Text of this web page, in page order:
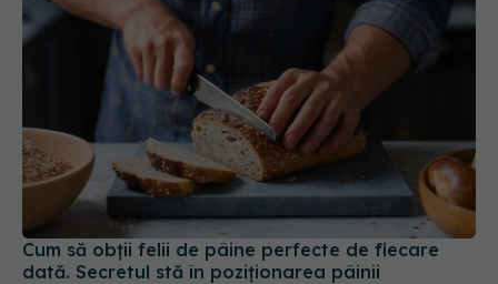
Cum să obții felii de pâine perfecte de fiecare
dată. Secretul stă în poziționarea pâinii
27 apr 2026, 14:53